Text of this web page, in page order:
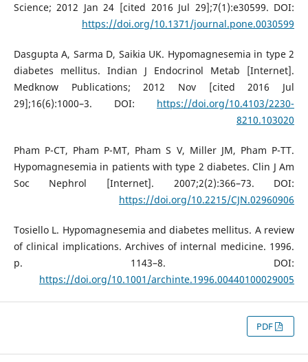
Science; 2012 Jan 24 [cited 2016 Jul 29];7(1):e30599. DOI:
https://doi.org/10.1371/journal.pone.0030599
Dasgupta A, Sarma D, Saikia UK. Hypomagnesemia in type 2
diabetes mellitus. Indian J Endocrinol Metab [Internet].
Medknow Publications; 2012 Nov [cited 2016 Jul
29];16(6):1000–3. DOI: https://doi.org/10.4103/2230-
8210.103020
Pham P-CT, Pham P-MT, Pham S V, Miller JM, Pham P-TT.
Hypomagnesemia in patients with type 2 diabetes. Clin J Am
Soc Nephrol [Internet]. 2007;2(2):366–73. DOI:
https://doi.org/10.2215/CJN.02960906
Tosiello L. Hypomagnesemia and diabetes mellitus. A review
of clinical implications. Archives of internal medicine. 1996.
p. 1143–8. DOI:
https://doi.org/10.1001/archinte.1996.00440100029005
PDF